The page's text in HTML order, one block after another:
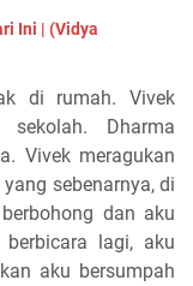
Ini | (Vidya
di rumah. Vivek
Dharma
Vivek meragukan
sebenarnya, di
dan aku
lagi, aku
aku bersumpah